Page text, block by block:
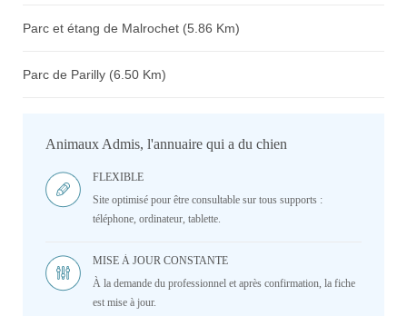
Parc et étang de Malrochet (5.86 Km)
Parc de Parilly (6.50 Km)
Animaux Admis, l'annuaire qui a du chien
FLEXIBLE
Site optimisé pour être consultable sur tous supports :
téléphone, ordinateur, tablette.
MISE À JOUR CONSTANTE
À la demande du professionnel et après confirmation, la fiche
est mise à jour.